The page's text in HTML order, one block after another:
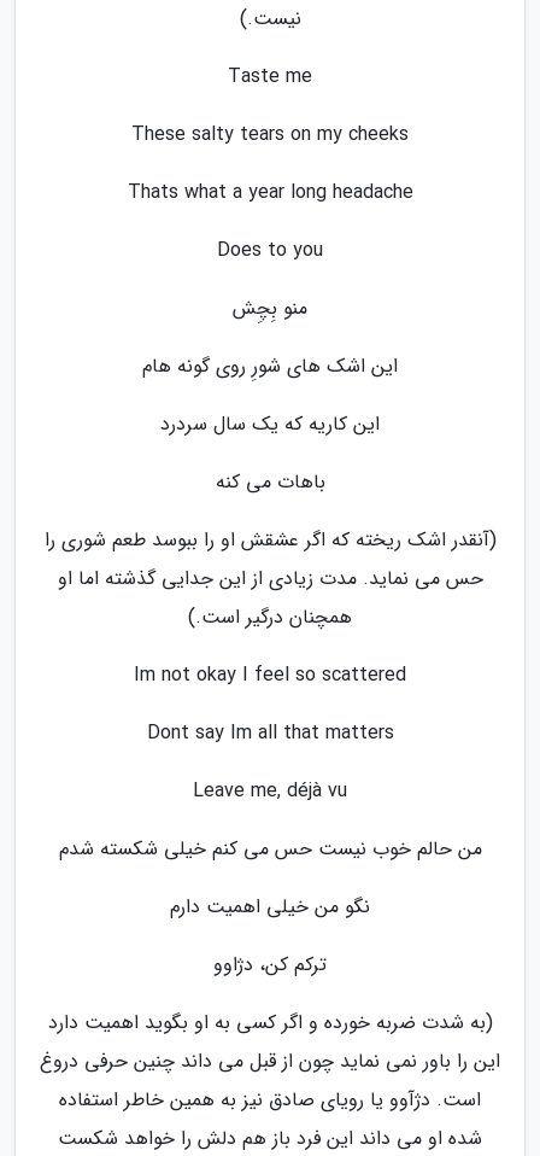
نیست.)
Taste me
These salty tears on my cheeks
Thats what a year long headache
Does to you
منو بِچِش
این اشک های شورِ روی گونه هام
این کاریه که یک سال سردرد
باهات می کنه
(آنقدر اشک ریخته که اگر عشقش او را ببوسد طعم شوری را
حس می نماید. مدت زیادی از این جدایی گذشته اما او
همچنان درگیر است.)
Im not okay I feel so scattered
Dont say Im all that matters
Leave me, déjà vu
من حالم خوب نیست حس می کنم خیلی شکسته شدم
نگو من خیلی اهمیت دارم
ترکم کن، دژاوو
(به شدت ضربه خورده و اگر کسی به او بگوید اهمیت دارد
این را باور نمی نماید چون از قبل می داند چنین حرفی دروغ
است. دژآوو یا رویای صادق نیز به همین خاطر استفاده
شده او می داند این فرد باز هم دلش را خواهد شکست